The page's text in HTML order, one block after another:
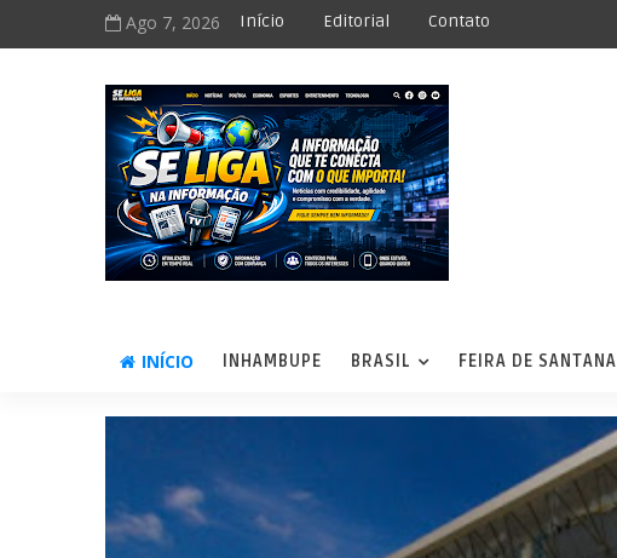
Ago 7, 2026 Início Editorial Contato
INÍCIO INHAMBUPE BRASIL FEIRA DE SANTANA